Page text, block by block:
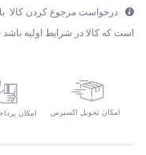
درخواست مرجوع کردن کالا با
است که کالا در شرایط اولیه
امکان تحویل اکسپرس امکان